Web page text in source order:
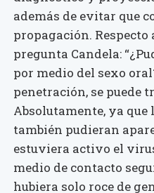
además de evitar que
propagación.
pregunta Candela:
por medio del sexo
penetración, se puede
Absolutamente, ya
también pudieran
estuviera activo el
medio de contacto
hubiera solo roce de